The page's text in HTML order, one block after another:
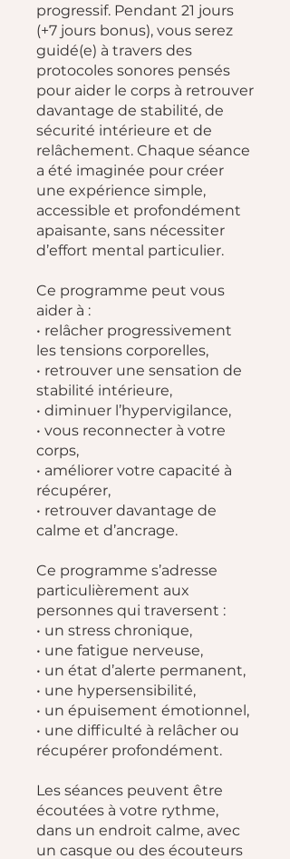
progressif. Pendant 21 jours
(+7 jours bonus), vous serez
guidé(e) à travers des
protocoles sonores pensés
pour aider le corps à retrouver
davantage de stabilité, de
sécurité intérieure et de
relâchement. Chaque séance
a été imaginée pour créer
une expérience simple,
accessible et profondément
apaisante, sans nécessiter
d’effort mental particulier.
Ce programme peut vous
aider à :
• relâcher progressivement
les tensions corporelles,
• retrouver une sensation de
stabilité intérieure,
• diminuer l’hypervigilance,
• vous reconnecter à votre
corps,
• améliorer votre capacité à
récupérer,
• retrouver davantage de
calme et d’ancrage.
Ce programme s’adresse
particulièrement aux
personnes qui traversent :
• un stress chronique,
• une fatigue nerveuse,
• un état d’alerte permanent,
• une hypersensibilité,
• un épuisement émotionnel,
• une difficulté à relâcher ou
récupérer profondément.
Les séances peuvent être
écoutées à votre rythme,
dans un endroit calme, avec
un casque ou des écouteurs